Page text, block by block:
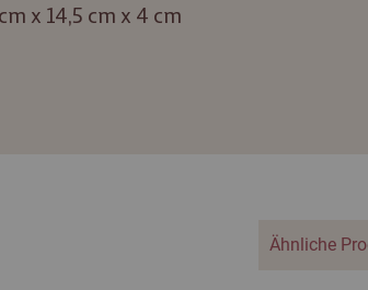
x 14,5 cm x 4 cm
Ähnliche